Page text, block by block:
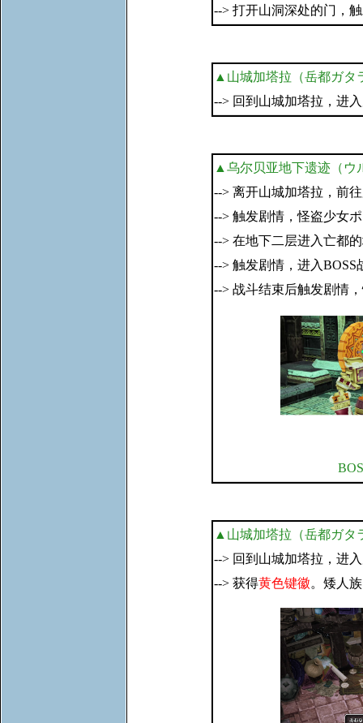
--> 打开山洞深处的门，
▲山城加塔拉（岳都ガタ
--> 回到山城加塔拉，进
▲乌尔贝亚地下遗迹（ウ
--> 离开山城加塔拉，前
--> 触发剧情，怪盗少女
--> 在地下二层进入亡都
--> 触发剧情，进入
--> 战斗结束后触发剧情
▲山城加塔拉（岳都ガタ
--> 回到山城加塔拉，进
--> 获得黄色键徽。矮人族